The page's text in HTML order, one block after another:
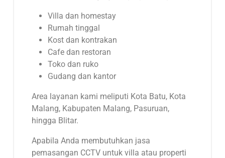
Villa dan homestay
Rumah tinggal
Kost dan kontrakan
Cafe dan restoran
Toko dan ruko
Gudang dan kantor
Area layanan kami meliputi Kota Batu, Kota
Malang, Kabupaten Malang, Pasuruan,
hingga Blitar.
Apabila Anda membutuhkan jasa
pemasangan CCTV untuk villa atau properti